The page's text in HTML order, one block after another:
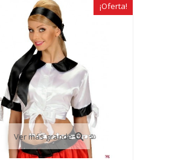
¡Oferta!
Ver más grande